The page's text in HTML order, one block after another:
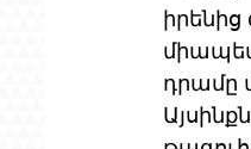
դրամը